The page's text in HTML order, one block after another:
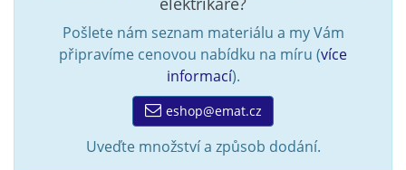
Pošlete nám seznam materiálu a my Vám
připravíme cenovou nabídku na míru (více
informací).
eshop@emat.cz
Uveďte množství a způsob dodání.